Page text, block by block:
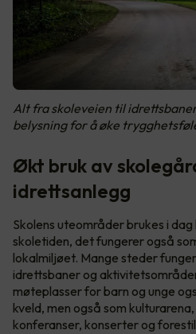
Alt fra skoleveien til
belysning for å øke
Økt bruk av
idrettsanlegg
Skolens uteområder brukes i
skoletiden, det fungerer også
lokalmiljøet. Mange steder
idrettsbaner og
møteplasser for barn og unge
kveld, men også som
konferanser, konserter og